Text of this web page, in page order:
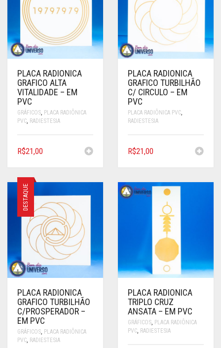
SONS
SÍMBOLO EGÍPCIO
VELAS E RECHAUD
PLACA RADIONICA
GRAFICO ALTA
VITALIDADE – EM
PVC
GRÁFICOS, PLACA RADIÔNICA
PVC, RADIESTESIA
R$21,00
PLACA RADIONICA
GRAFICO TURBILHÃO
C/ CIRCULO – EM
PVC
PLACA RADIÔNICA PVC,
RADIESTESIA
R$21,00
DESTAQUE
PLACA RADIONICA
GRAFICO TURBILHÃO
C/PROSPERADOR –
EM PVC
GRÁFICOS, PLACA RADIÔNICA
PVC, RADIESTESIA
PLACA RADIONICA
TRIPLO CRUZ
ANSATA – EM PVC
GRÁFICOS, PLACA RADIÔNICA
PVC, RADIESTESIA